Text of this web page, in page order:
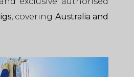
covering Australia and